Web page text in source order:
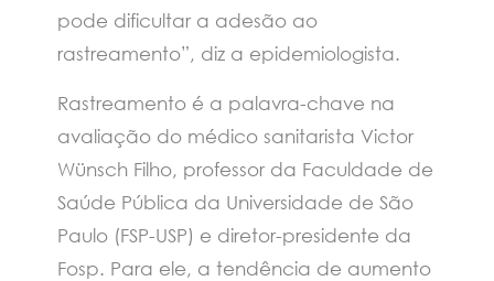
pode dificultar a adesão ao
rastreamento”, diz a epidemiologista.
Rastreamento é a palavra-chave na
avaliação do médico sanitarista Victor
Wünsch Filho, professor da Faculdade de
Saúde Pública da Universidade de São
Paulo (FSP-USP) e diretor-presidente da
Fosp. Para ele, a tendência de aumento